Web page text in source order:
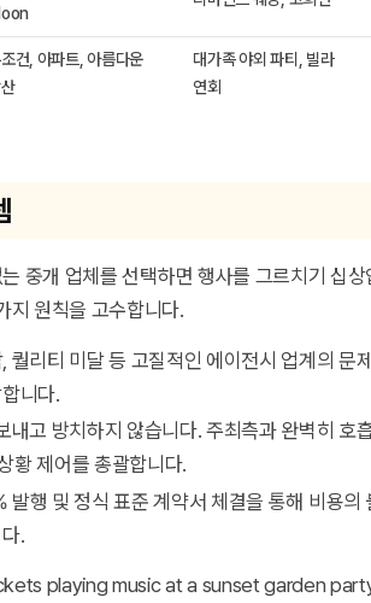
건, 아파트, 아름다운
대가족 야외 파티, 빌라
연회
중개 업체를 선택하면 행사를 그르치기 십상
지 원칙을 고수합니다.
퀄리티 미달 등 고질적인 에이전시 업계의 문
니다.
내고 방치하지 않습니다. 주최측과 완벽히 호
황 제어를 총괄합니다.
발행 및 정식 표준 계약서 체결을 통해 비용의
.